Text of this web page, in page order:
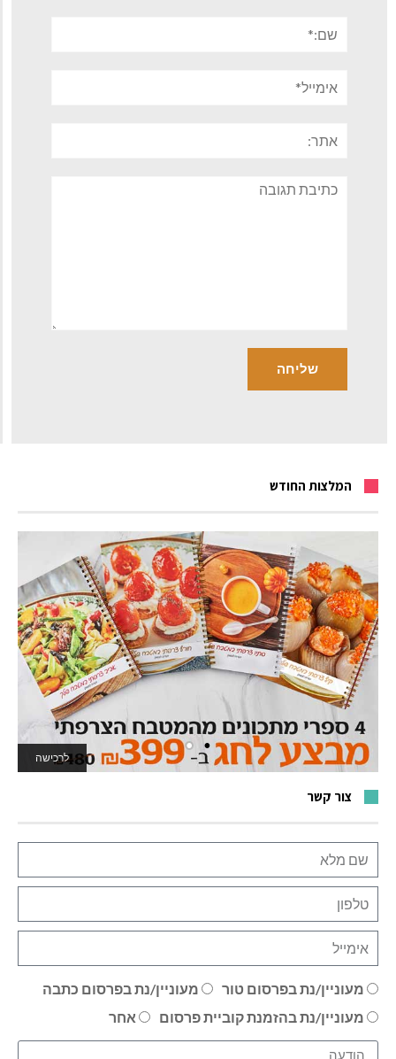
תגובה
המלצות החודש
לרכישה
לאתר המשחקים
צור קשר
מעוניין/נת בפרסום טור
מעוניין/נת בפרסום כתבה
מעוניין/נת בהזמנת קוביית פרסום
אחר